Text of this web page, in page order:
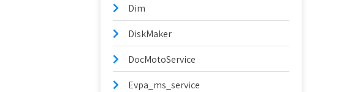
Dim
DiskMaker
DocMotoService
Evpa_ms_service